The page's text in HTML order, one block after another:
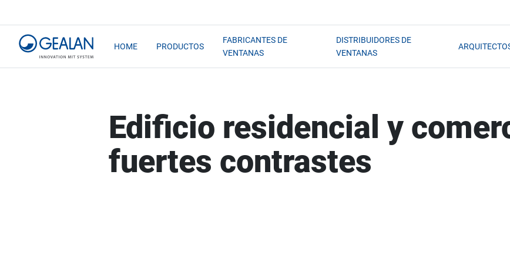
HOME PRODUCTOS
FABRICANTES DE
VENTANAS
DISTRIBUIDORES DE
VENTANAS
Edificio residencial y
fuertes contrastes